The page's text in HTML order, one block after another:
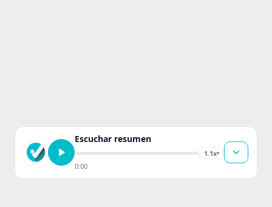
Escuchar resumen
1.1x▾
0:00